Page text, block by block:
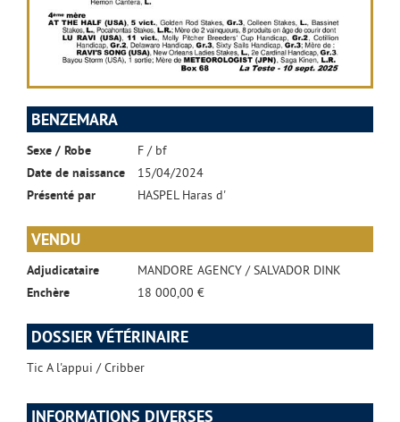
BENZEMARA
Sexe / Robe
F / bf
Date de naissance
15/04/2024
Présenté par
HASPEL Haras d'
VENDU
Adjudicataire
MANDORE AGENCY / SALVADOR DINK
Enchère
18 000,00 €
DOSSIER VÉTÉRINAIRE
Tic A l'appui / Cribber
INFORMATIONS DIVERSES